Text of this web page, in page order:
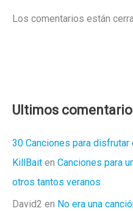
Los comentarios están
Ultimos
30 Canciones para
KillBait en Canciones para
otros tantos veranos
David2 en No era una